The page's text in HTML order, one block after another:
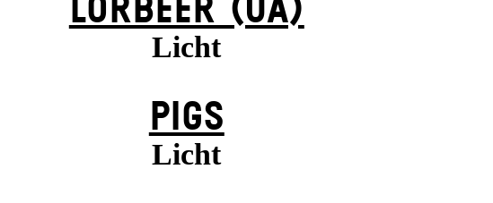
LORBEER (UA)
Licht
PIGS
Licht